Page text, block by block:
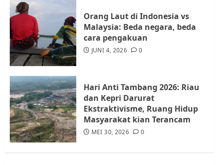
4
5
Tim Advokasi Desak BP Batam
Berhenti Merampas Tanah
Orang Laut di Indonesia vs
Malaysia: Beda negara, beda
cara pengakuan
JUNI 4, 2026 0
Hari Anti Tambang 2026: Riau
dan Kepri Darurat
Ekstraktivisme, Ruang Hidup
Masyarakat kian Terancam
MEI 30, 2026 0